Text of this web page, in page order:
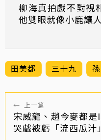
柳海真拍戲不對視
他雙眼就像小鹿讓
田美都 三十九
← 上一篇
宋威龍、趙今麥都
哭戲被虧「流西瓜汁」